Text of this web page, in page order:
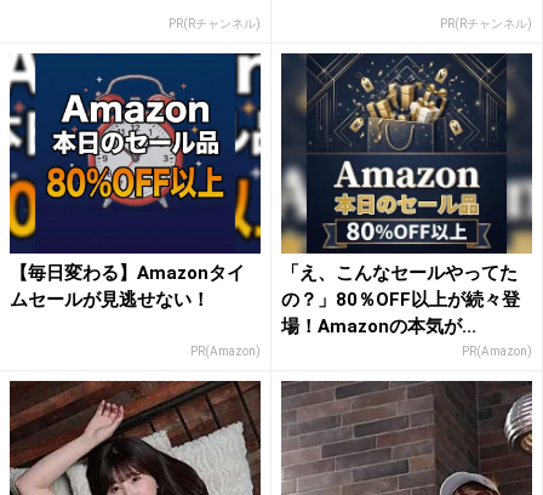
PR(Rチャンネル) PR(Rチャンネル)
【毎日変わる】Amazonタイ
ムセールが見逃せない！
PR(Amazon)
「え、こんなセールやってた
の？」80％OFF以上が続々登
場！Amazonの本気が...
PR(Amazon)